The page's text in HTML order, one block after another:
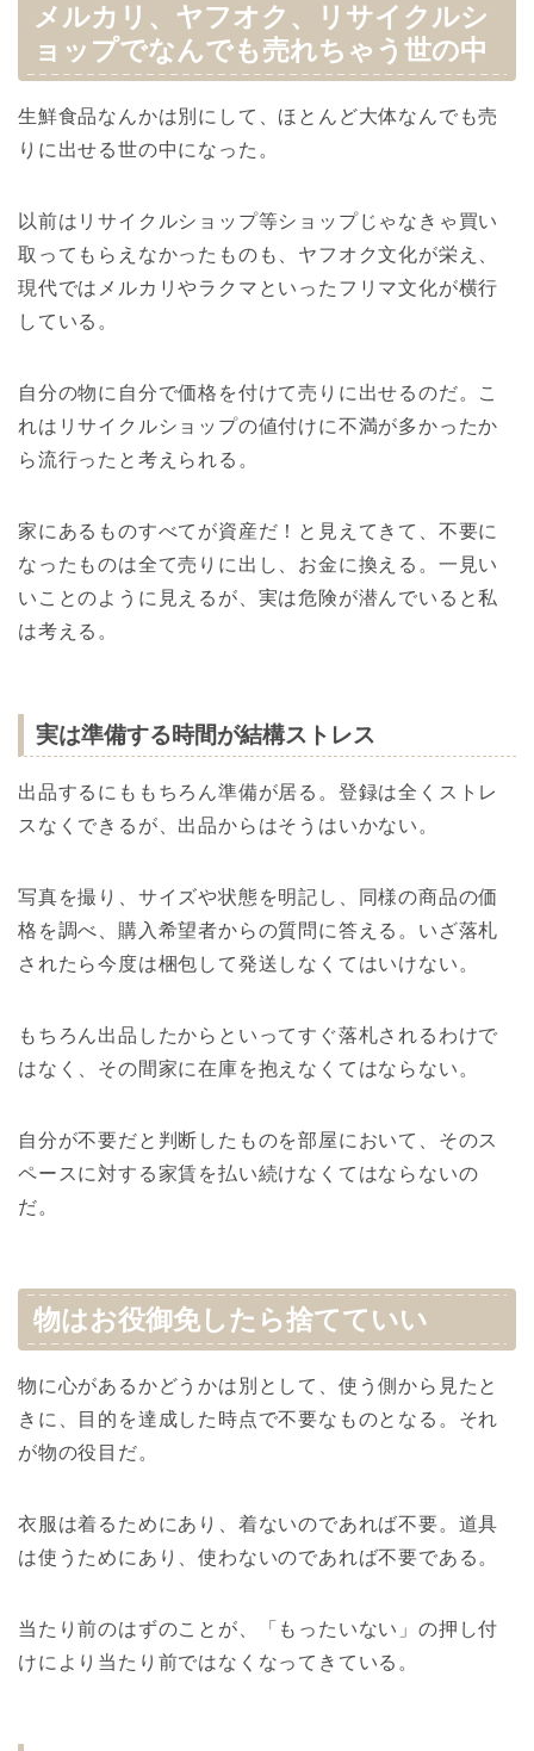
メルカリ、ヤフオク、リサイクルシ
ョップでなんでも売れちゃう世の中
生鮮食品なんかは別にして、ほとんど大体なんでも売
りに出せる世の中になった。
以前はリサイクルショップ等ショップじゃなきゃ買い
取ってもらえなかったものも、ヤフオク文化が栄え、
現代ではメルカリやラクマといったフリマ文化が横行
している。
自分の物に自分で価格を付けて売りに出せるのだ。こ
れはリサイクルショップの値付けに不満が多かったか
ら流行ったと考えられる。
家にあるものすべてが資産だ！と見えてきて、不要に
なったものは全て売りに出し、お金に換える。一見い
いことのように見えるが、実は危険が潜んでいると私
は考える。
実は準備する時間が結構ストレス
出品するにももちろん準備が居る。登録は全くストレ
スなくできるが、出品からはそうはいかない。
写真を撮り、サイズや状態を明記し、同様の商品の価
格を調べ、購入希望者からの質問に答える。いざ落札
されたら今度は梱包して発送しなくてはいけない。
もちろん出品したからといってすぐ落札されるわけで
はなく、その間家に在庫を抱えなくてはならない。
自分が不要だと判断したものを部屋において、そのス
ペースに対する家賃を払い続けなくてはならないの
だ。
物はお役御免したら捨てていい
物に心があるかどうかは別として、使う側から見たと
きに、目的を達成した時点で不要なものとなる。それ
が物の役目だ。
衣服は着るためにあり、着ないのであれば不要。道具
は使うためにあり、使わないのであれば不要である。
当たり前のはずのことが、「もったいない」の押し付
けにより当たり前ではなくなってきている。